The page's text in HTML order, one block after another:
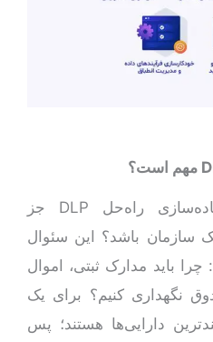
مهم است؟
چرا باید استقرار و پیاده‌سازی راه‌حل DLP جز
سازمان باشد؟ این سئوال
باید مدارک ثبتی، اموال
نگهداری کنیم؟ برای یک
دارایی‌ها هستند؛ پس